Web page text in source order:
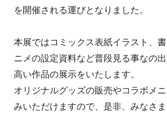
を開催される運びとなりました。
本展ではコミックス表紙イラスト、
ニメの設定資料など普段見る事なの
高い作品の展示をいたします。
オリジナルグッズの販売やコラボメ
みいただけますので、是非、みなさま